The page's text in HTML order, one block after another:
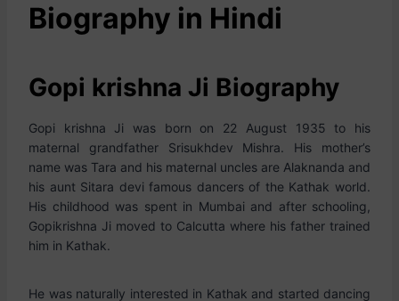
Biography in Hindi
Gopi krishna Ji Biography
Gopi krishna Ji was born on 22 August 1935 to his
maternal grandfather Srisukhdev Mishra. His mother’s
name was Tara and his maternal uncles are Alaknanda and
his aunt Sitara devi famous dancers of the Kathak world.
His childhood was spent in Mumbai and after schooling,
Gopikrishna Ji moved to Calcutta where his father trained
him in Kathak.
He was naturally interested in Kathak and started dancing